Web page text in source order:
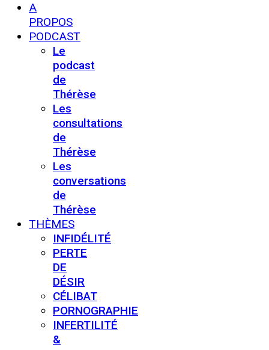
A
PROPOS
PODCAST
Le
podcast
de
Thérèse
Les
consultations
de
Thérèse
Les
conversations
de
Thérèse
THÈMES
INFIDÉLITÉ
PERTE
DE
DÉSIR
CÉLIBAT
PORNOGRAPHIE
INFERTILITÉ
&